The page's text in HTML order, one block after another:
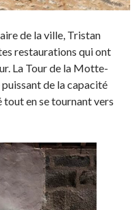
de la ville, Tristan
restaurations qui ont
La Tour de la Motte-
de la capacité
tout en se tournant vers